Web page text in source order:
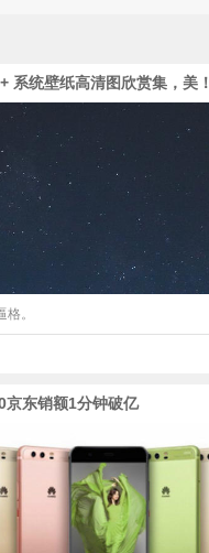
系统壁纸高清图欣赏集，美！
。
京东销额1分钟破亿